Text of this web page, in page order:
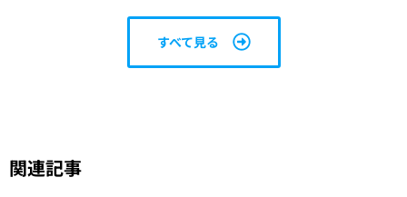
すべて見る
関連記事